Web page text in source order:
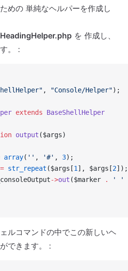
めの 単純なヘルパーを作成し
を 作成し、
。 :
, "Console/Helper");
extends BaseShellHelper
output ($args)
array( '' , '#' , 3);
= str_repeat ($args[1 ], $args[2]);
_consoleOutput->out ($marker . ' '
ルコマンドの中でこの新しいヘ
できます。 :